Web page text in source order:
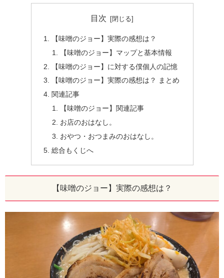
目次
【味噌のジョー】実際の感想は？
【味噌のジョー】マップと基本情報
【味噌のジョー】に対する僕個人の記憶
【味噌のジョー】実際の感想は？ まとめ
関連記事
【味噌のジョー】関連記事
お店のおはなし。
おやつ・おつまみのおはなし。
総合もくじへ
【味噌のジョー】実際の感想は？